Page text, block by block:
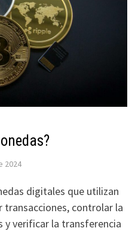
2024
digitales que utilizan
controlar la
y verificar la transferencia